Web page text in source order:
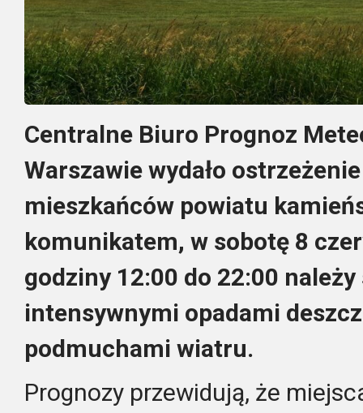
Centralne Biuro Prognoz
Warszawie wydało
mieszkańców powiatu
komunikatem, w sobotę 8
godziny 12:00 do 22:00
intensywnymi opadami
podmuchami wiatru.
Prognozy przewidują, że